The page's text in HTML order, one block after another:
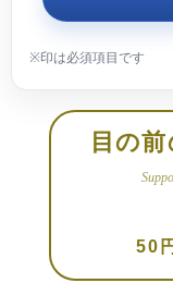
目の
50